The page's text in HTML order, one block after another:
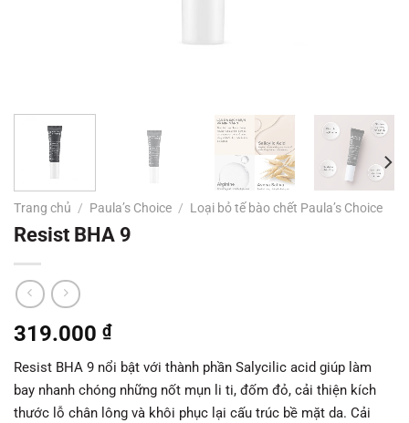
Trang chủ / Paula’s Choice / Loại bỏ tế bào chết Paula’s Choice
Resist BHA 9
319.000 ₫
Resist BHA 9 nổi bật với thành phần Salycilic acid giúp làm
bay nhanh chóng những nốt mụn li ti, đốm đỏ, cải thiện kích
thước lỗ chân lông và khôi phục lại cấu trúc bề mặt da. Cải